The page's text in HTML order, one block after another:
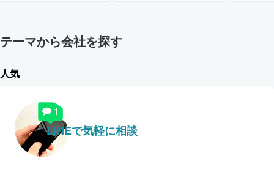
テーマから会社を探す
人気
LINEで気軽に相談